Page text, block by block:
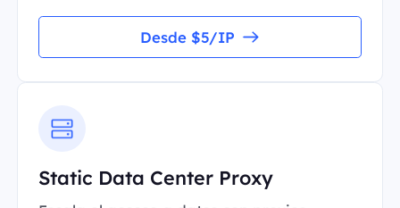
Desde $5/IP
Static Data Center Proxy